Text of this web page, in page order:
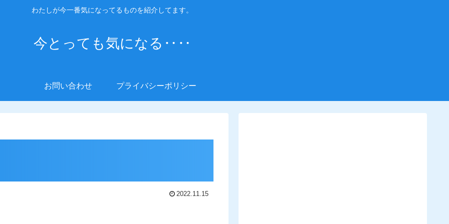
わたしが今一番気になってるものを紹介してます。
今とっても気になる‥‥
お問い合わせ プライバシーポリシー
2022.11.15